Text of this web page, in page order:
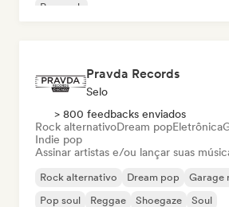
Pop rock
Pravda Records
Selo
> 800 feedbacks enviados
Rock alternativoDream popEletrônica
Indie pop
Assinar artistas e/ou lançar suas
Rock alternativo Dream pop Garage
Pop soul
Reggae Shoegaze Soul